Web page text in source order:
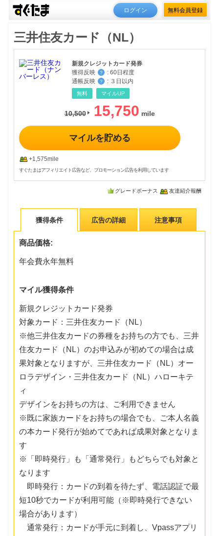
ログイン 無料会員登録
三井住友カード（NL）
新規クレジットカード発券
獲得反映
？ : 60日程度
通帳反映
？ : ３日以内
無料 マイルUP
10,500 15,750
マイルを貯める
+1,575mile
すぐたまはアフィリエイト広告など、プロモーション広告を利用しています
グレードボーナス 友達紹介報酬
獲得条件 広告の詳細 注意事項
商品価格:
年会費永年無料
マイル獲得条件
新規クレジットカード発券
対象カード：三井住友カード（NL）
※他三井住友カードの券種をお持ちの方でも、三井
住友カード（NL）のお申込みが初めての場合は成
果対象となりますが、三井住友カード（NL）オー
ロラデザイン・三井住友カード（NL）ハローキテ
ィ
デザインをお持ちの方は、ご利用できません
※既に家族カードをお持ちの場合でも、ご本人名義
の本カード発行が始めてであれば成果対象となりま
す
※「即時発行」も「通常発行」もどちらでも対象と
なります
即時発行：カードの到着を待たず、電話認証で最
短10秒でカードが利用可能（※即時発行できない
場合があります）
通常発行：カードが手元に到着し、Vpassアプリ